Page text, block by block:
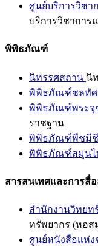
ศูนย์บริการวิชา
บริการวิชาการ
พิพิธภัณฑ์
นิทรรศสถาน นิ
พิพิธภัณฑ์ชลทัศ
พิพิธภัณฑ์พระจุ
ราชฐาน
พิพิธภัณฑ์พืชมี
พิพิธภัณฑ์สมุนไ
สารสนเทศและการสื่
สำนักงานวิทยท
ทรัพยากร (หอส
ศูนย์หนังสือแห่ง